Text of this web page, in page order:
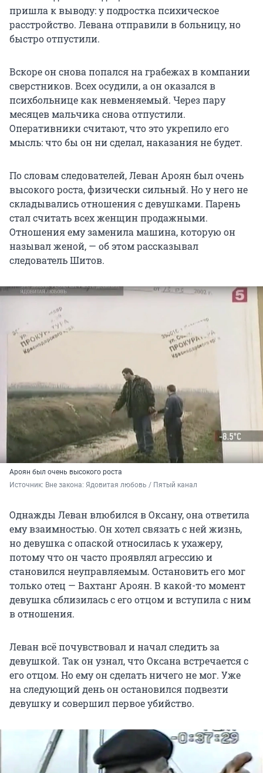
пришла к выводу: у подростка психическое
расстройство. Левана отправили в больницу, но
быстро отпустили.
Вскоре он снова попался на грабежах в компании
сверстников. Всех осудили, а он оказался в
психбольнице как невменяемый. Через пару
месяцев мальчика снова отпустили.
Оперативники считают, что это укрепило его
мысль: что бы он ни сделал, наказания не будет.
По словам следователей, Леван Ароян был очень
высокого роста, физически сильный. Но у него не
складывались отношения с девушками. Парень
стал считать всех женщин продажными.
Отношения ему заменила машина, которую он
называл женой, — об этом рассказывал
следователь Шитов.
Ароян был очень высокого роста
Источник: Вне закона: Ядовитая любовь / Пятый канал
Однажды Леван влюбился в Оксану, она ответила
ему взаимностью. Он хотел связать с ней жизнь,
но девушка с опаской относилась к ухажеру,
потому что он часто проявлял агрессию и
становился неуправляемым. Остановить его мог
только отец — Вахтанг Ароян. В какой-то момент
девушка сблизилась с его отцом и вступила с ним
в отношения.
Леван всё почувствовал и начал следить за
девушкой. Так он узнал, что Оксана встречается с
его отцом. Но ему он сделать ничего не мог. Уже
на следующий день он остановился подвезти
девушку и совершил первое убийство.